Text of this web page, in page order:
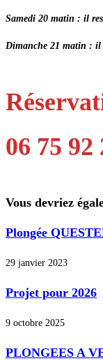
Samedi 20 matin : il
Dimanche 21 matin : il
06 75 92
Vous devriez
Plongée
29 janvier 2023
Projet pour 2026
9 octobre 2025
PLONGEES A